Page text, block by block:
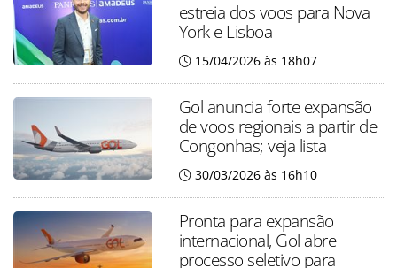
estreia dos voos para Nova
York e Lisboa
15/04/2026 às 18h07
Gol anuncia forte expansão
de voos regionais a partir de
Congonhas; veja lista
30/03/2026 às 16h10
Pronta para expansão
internacional, Gol abre
processo seletivo para